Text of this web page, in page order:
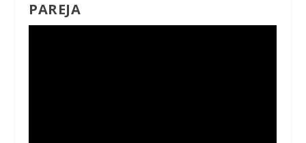
PAREJA